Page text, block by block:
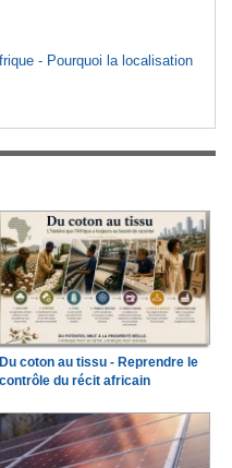
- Pourquoi la localisation
Du coton au tissu - Reprendre le
contrôle du récit africain